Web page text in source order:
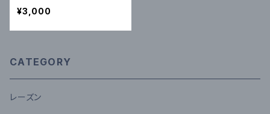
入
¥3,000
CATEGORY
レーズン